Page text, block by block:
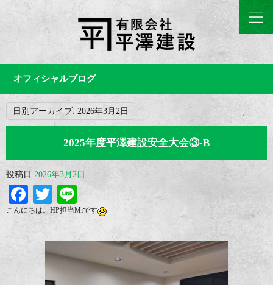
オフィシャルブログ
日別アーカイブ: 2026年3月2日
2025年度平澤建設安全大会③-B
投稿日 2026年3月2日
Facebook
Twitter
こんにちは。HP担当Miです